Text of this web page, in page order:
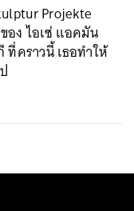
Projekte
อง ไอเซ่ แอคมัน
คราวนี้ เธอทำให้